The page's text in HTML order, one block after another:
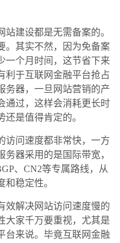
建设都是无需备案的。
。其实不然，因为免备案
一个月时间，这节省下来
利于互联网金融平台抢占
务器，一旦网站营销的产
通过，这样会消耗更长时
是值得肯定的。
访问速度都非常快，一方
器采用的是国际带宽，
、CN2等专属路线，从
稳定性。
效解决网站访问速度慢的
大家千万要重视，尤其是
台来说。毕竟互联网金融